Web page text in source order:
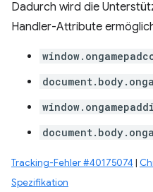
Dadurch wird die
Handler-Attribute
Tracking-Fehler #40175074 |
Spezifikation